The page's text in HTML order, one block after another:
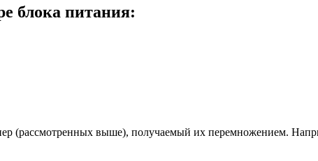
блока питания:
(рассмотренных выше), получаемый их перемножением.